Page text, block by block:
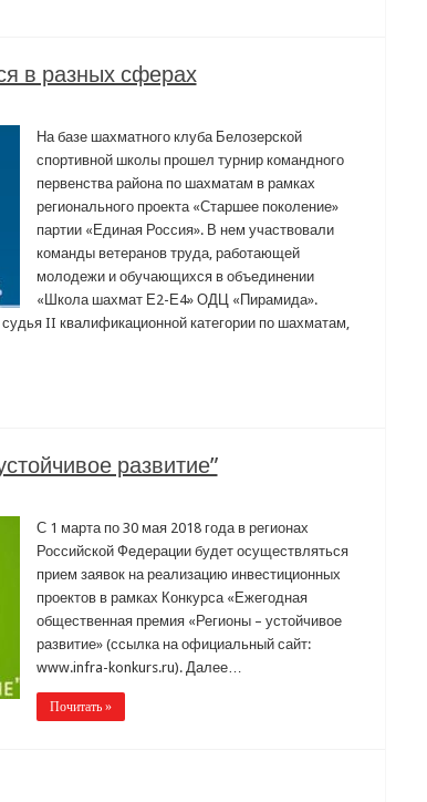
в разных сферах
На базе шахматного клуба Белозерской
спортивной школы прошел турнир командного
первенства района по шахматам в рамках
регионального проекта «Старшее поколение»
партии «Единая Россия». В нем участвовали
команды ветеранов труда, работающей
молодежи и обучающихся в объединении
«Школа шахмат Е2-Е4» ОДЦ «Пирамида».
II квалификационной категории по шахматам,
развитие”
С 1 марта по 30 мая 2018 года в регионах
Российской Федерации будет осуществляться
прием заявок на реализацию инвестиционных
проектов в рамках Конкурса «Ежегодная
общественная премия «Регионы – устойчивое
развитие» (ссылка на официальный сайт:
www.infra-konkurs.ru). Далее…
Почитать »